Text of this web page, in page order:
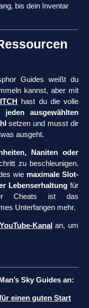
bis dein Inventar
Guides weißt du
kannst, aber mit
hast du die volle
jeden ausgewählten
setzen und musst dir
ausgeht.
Naniten oder
zu beschleunigen.
wie maximale Slot-
Lebenserhaltung für
Cheats ist das
Unterfangen mehr.
YouTube-Kanal an, um
Sky Guides an:
einen guten Start